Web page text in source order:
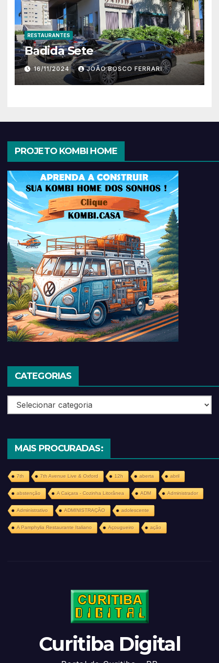
RESTAURANTES
Badida Sete
16/11/2024 JOÃO BOSCO FERRARI
PROJETO KOMBI HOME
CATEGORIAS
Categorias
MAIS PROCURADAS:
7th 7th Avenue Live & Oxford 12h aberta abril
abstenção A Caiçara - Cozinha Litorânea ADM Administrador
Administrativo ADMINISTRAÇÃO adolescente
A Pamphylia Restaurante Italiano Açougueiro ação
Curitiba Digital